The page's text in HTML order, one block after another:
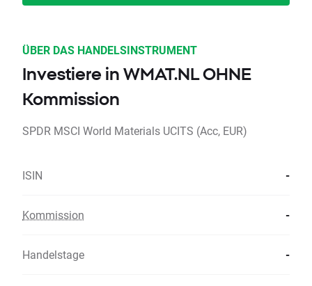
ÜBER DAS HANDELSINSTRUMENT
Investiere in WMAT.NL OHNE
Kommission
SPDR MSCI World Materials UCITS (Acc, EUR)
ISIN -
Kommission -
Handelstage -